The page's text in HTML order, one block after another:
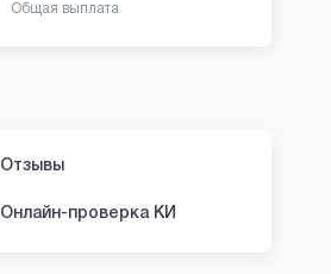
Общая выплата
Отзывы
Онлайн-проверка КИ